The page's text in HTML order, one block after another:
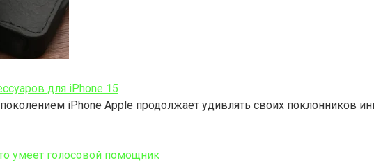
для iPhone 15
iPhone Apple продолжает удивлять своих поклонников
умеет голосовой помощник